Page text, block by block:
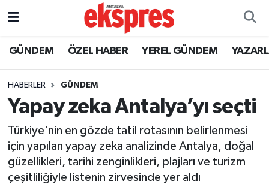
GÜNDEM ÖZEL HABER YEREL GÜNDEM
HABERLER GÜNDEM
Yapay zeka Antalya’yı seçti
Türkiye'nin en gözde tatil rotasının belirlenmesi
için yapılan yapay zeka analizinde Antalya, doğal
güzellikleri, tarihi zenginlikleri, plajları ve turizm
çeşitliliğiyle listenin zirvesinde yer aldı
ÖZEL HABER
YEREL GÜNDEM
EKONOMİ
KÜLTÜR - SANAT
Nöbetçi Eczaneler
Trafik Durumu
Süper Lig Puan Durumu ve Fikstür
Tüm Manşetler